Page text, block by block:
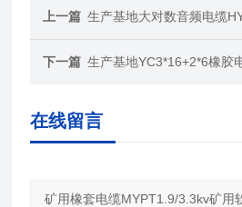
上一篇 生产基地大对数音频电缆
下一篇 生产基地YC3*16+2*6橡胶电缆
在线留言